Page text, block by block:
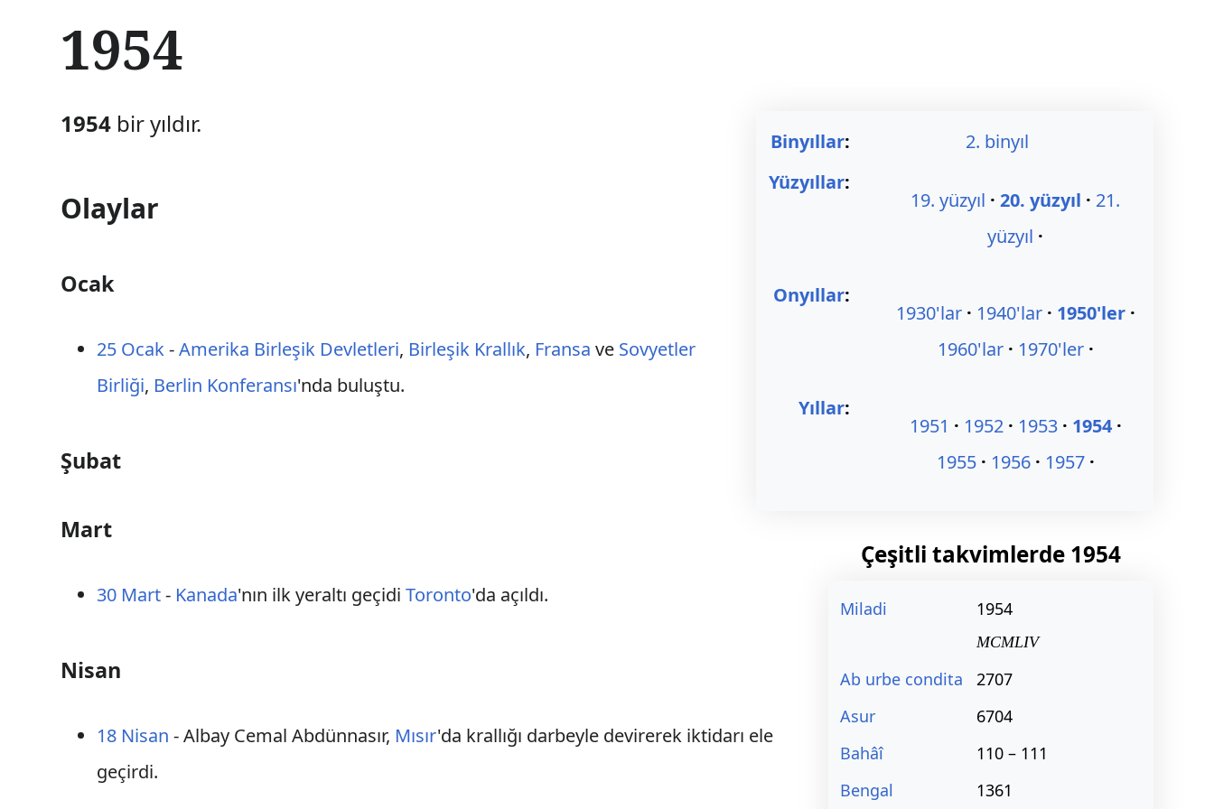
r
e
a
1954
Binyıllar:
2. binyıl
Yüzyıllar:
19. yüzyıl 20. yüzyıl
21.
yüzyıl
Onyıllar:
1930'lar 1940'lar
1950'ler
1960'lar
1970'ler
Yıllar:
1951 1952 1953
1954
1955
1956 1957
Çeşitli takvimlerde 1954
Miladi 1954
MCMLIV
Ab urbe condita
2707
Asur
6704
Bahâî
110 – 111
Bengal
1361
1954 bir yıldır.
Olaylar
Ocak
25 Ocak-Amerika Birleşik Devletleri, Birleşik Krallık, Fransa ve Sovyetler
Birliği, Berlin Konferansı'nda buluştu.
Şubat
Mart
30 Mart- Kanada'nın ilk yeraltı geçidiToronto'da açıldı.
Nisan
18 Nisan - Albay Cemal Abdünnasır, Mısır'da krallığı darbeyle devirerek iktidarı ele
geçirdi.